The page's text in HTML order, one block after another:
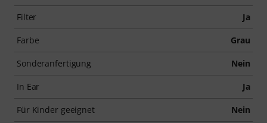
Filter Ja
Farbe Grau
Sonderanfertigung Nein
In Ear Ja
Für Kinder geeignet Nein